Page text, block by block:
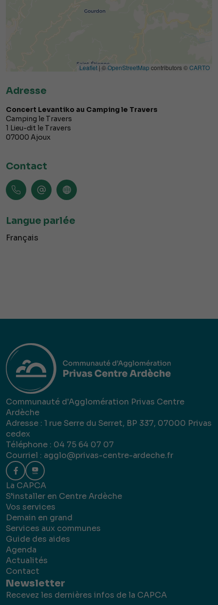
Leaflet | ©OpenStreetMap contributors ©CARTO
Adresse
Concert Levantiko au Camping le Travers
Camping le Travers
1 Lieu-dit le Travers
07000 Ajoux
Contact
Langue parlée
Français
Communauté d'Agglomération Privas Centre
Ardèche
Adresse : 1 rue Serre du Serret, BP 337, 07000 Privas
cedex
Téléphone : 04 75 64 07 07
Courriel : agglo@privas-centre-ardeche.fr
La CAPCA
S’installer en Centre Ardèche
Vos services
Demain en grand
Services aux communes
Guide des aides
Agenda
Actualités
Contact
Newsletter
Recevez les dernières infos de la CAPCA